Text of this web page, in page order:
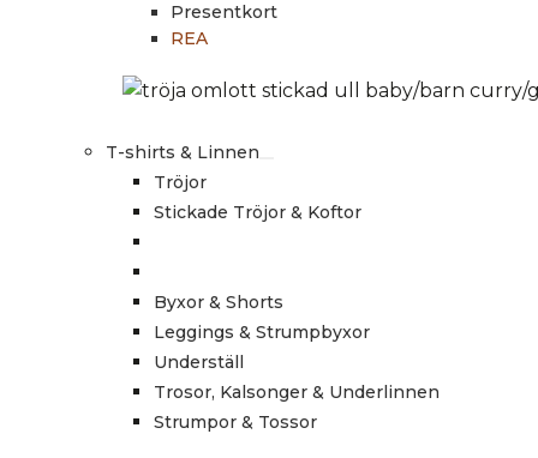
Presentkort
REA
T-shirts & Linnen
Tröjor
Stickade Tröjor & Koftor
Byxor & Shorts
Leggings & Strumpbyxor
Underställ
Trosor, Kalsonger & Underlinnen
Strumpor & Tossor